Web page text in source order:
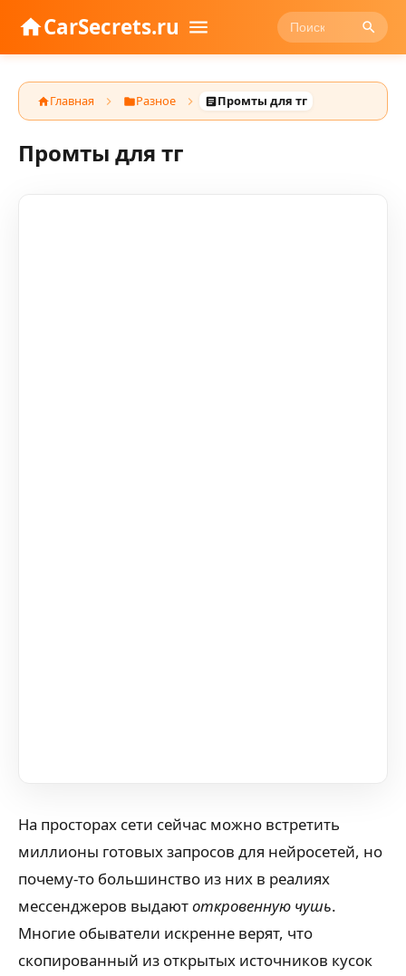
CarSecrets.ru
Главная Разное Промты для тг
Промты для тг
На просторах сети сейчас можно встретить
миллионы готовых запросов для нейросетей, но
почему-то большинство из них в реалиях
мессенджеров выдаютоткровенную чушь.
Многие обыватели искренне верят, что
скопированный из открытых источников кусок